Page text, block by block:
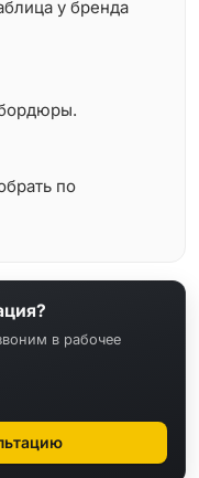
у бренда
по
в рабочее